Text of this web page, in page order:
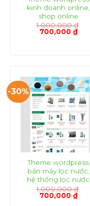
kinh doanh online,
shop online
1,000,000₫
Giá
700,000 ₫Giá
hiện
-30%
Theme wordpress
bán máy lọc nước,
hệ thống lọc nước
1,000,000₫
Giá
700,000 ₫Giá
hiện